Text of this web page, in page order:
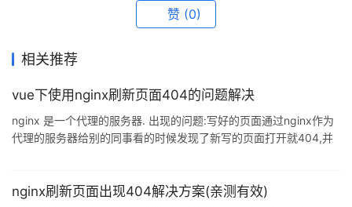
赞 (0)
相关推荐
vue下使用nginx刷新页面404的问题解决
nginx 是一个代理的服务器. 出现的问题:写好的页面通过nginx作为
代理的服务器给别的同事看的时候发现了新写的页面打开就404,并
置的端口号 server_name 192.168.XXX.XXX; //在黑窗口下ipconifg
nginx刷新页面出现404解决方案(亲测有效)